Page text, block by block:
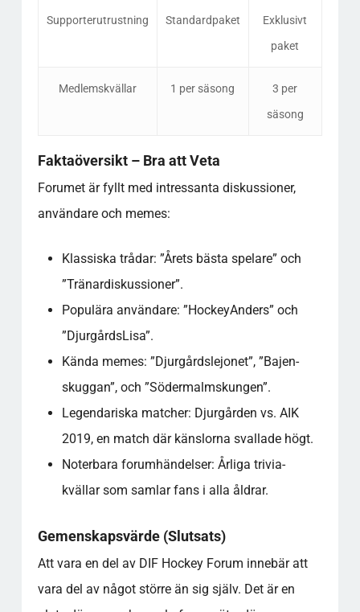
Supporterutrustning Standardpaket
Exklusivt
paket
Medlemskvällar 1 per säsong
3 per
säsong
Faktaöversikt – Bra att Veta
Forumet är fyllt med intressanta diskussioner,
användare och memes:
Klassiska trådar: ”Årets bästa spelare” och
”Tränardiskussioner”.
Populära användare: ”HockeyAnders” och
”DjurgårdsLisa”.
Kända memes: ”Djurgårdslejonet”, ”Bajen-
skuggan”, och ”Södermalmskungen”.
Legendariska matcher: Djurgården vs. AIK
2019, en match där känslorna svallade högt.
Noterbara forumhändelser: Årliga trivia-
kvällar som samlar fans i alla åldrar.
Gemenskapsvärde (Slutsats)
Att vara en del av DIF Hockey Forum innebär att
vara del av något större än sig själv. Det är en